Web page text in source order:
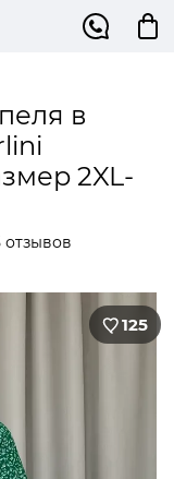
в
2XL-
отзывов
125